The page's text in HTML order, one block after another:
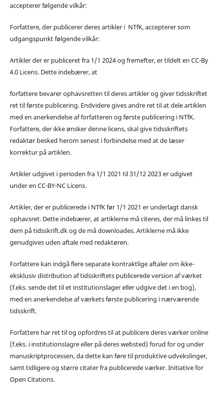
accepterer følgende vilkår:
Forfattere, der publicerer deres artikler i NTfK, accepterer som
udgangspunkt følgende vilkår:
Artikler der er publiceret fra 1/1 2024 og fremefter, er tildelt en CC-By
4.0 Licens. Dette indebærer, at
forfattere bevarer ophavsretten til deres artikler og giver tidsskriftet
ret til første publicering. Endvidere gives andre ret til at dele artiklen
med en anerkendelse af forfatteren og første publicering i NTfK.
Forfattere, der ikke ønsker denne licens, skal give tidsskriftets
redaktør besked herom senest i forbindelse med at de læser
korrektur på artiklen.
Artikler udgivet i perioden fra 1/1 2021 til 31/12 2023 er udgivet
under en CC-BY-NC Licens.
Artikler, der er publicerede i NTfK før 1/1 2021 er underlagt dansk
ophavsret. Dette indebærer, at artiklerne må citeres, der må linkes til
dem på tidsskrift.dk og de må downloades. Artiklerne må ikke
genudgives uden aftale med redaktøren.
Forfattere kan indgå flere separate kontraktlige aftaler om ikke-
eksklusiv distribution af tidsskriftets publicerede version af værket
(f.eks. sende det til et institutionslager eller udgive det i en bog),
med en anerkendelse af værkets første publicering i nærværende
tidsskrift.
Forfattere har ret til og opfordres til at publicere deres værker online
(f.eks. i institutionslagre eller på deres websted) forud for og under
manuskriptprocessen, da dette kan føre til produktive udvekslinger,
samt tidligere og større citater fra publicerede værker. Initiative for
Open Citations.